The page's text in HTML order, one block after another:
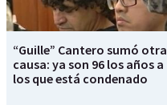
“Guille” Cantero sumó otra
causa: ya son 96 los años a
los que está condenado